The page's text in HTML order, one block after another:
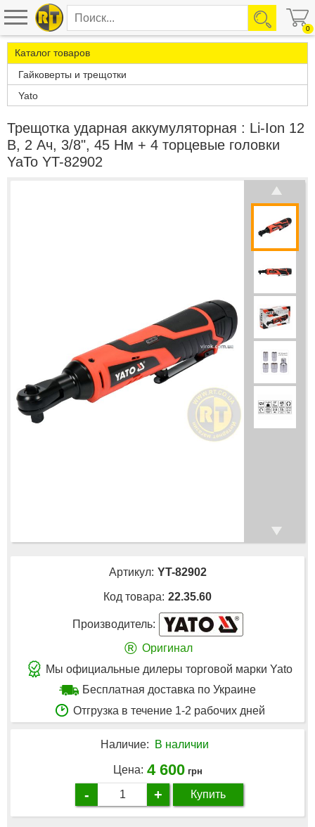
0
Каталог товаров
Гайковерты и трещотки
Yato
Трещотка ударная аккумуляторная : Li-Ion 12
В, 2 Ач, 3/8", 45 Нм + 4 торцевые головки
YaTo YT-82902
Артикул: YT-82902
Код товара: 22.35.60
Производитель:
® Оригинал
Мы официальные дилеры торговой марки Yato
Бесплатная доставка по Украине
Отгрузка в течение 1-2 рабочих дней
Наличие: В наличии
Цена: 4 600 грн
- + Купить